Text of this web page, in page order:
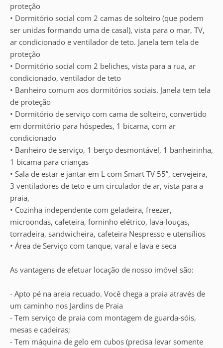
proteção
• Dormitório social com 2 camas de solteiro (que podem
ser unidas formando uma de casal), vista para o mar, TV,
ar condicionado e ventilador de teto. Janela tem tela de
proteção
• Dormitório social com 2 beliches, vista para a rua, ar
condicionado, ventilador de teto
• Banheiro comum aos dormitórios sociais. Janela tem tela
de proteção
• Dormitório de serviço com cama de solteiro, convertido
em dormitório para hóspedes, 1 bicama, com ar
condicionado
• Banheiro de serviço, 1 berço desmontável, 1 banheirinha,
1 bicama para crianças
• Sala de estar e jantar em L com Smart TV 55”, cervejeira,
3 ventiladores de teto e um circulador de ar, vista para a
praia,
• Cozinha independente com geladeira, freezer,
microondas, cafeteira, forninho elétrico, lava-louças,
torradeira, sandwicheira, cafeteira Nespresso e utensílios
• Área de Serviço com tanque, varal e lava e seca
As vantagens de efetuar locação de nosso imóvel são:
- Apto pé na areia recuado. Você chega a praia através de
um caminho nos Jardins de Praia
- Tem serviço de praia com montagem de guarda-sóis,
mesas e cadeiras;
- Tem máquina de gelo em cubos (precisa levar somente